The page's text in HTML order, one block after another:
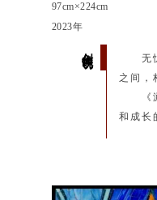
97cm×224cm
2023年
无
之间，
和成长